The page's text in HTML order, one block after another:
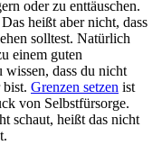
oder zu enttäuschen.
heißt aber nicht, dass
solltest. Natürlich
einem guten
dass du nicht
Grenzen setzen ist
von Selbstfürsorge.
schaut, heißt das nicht